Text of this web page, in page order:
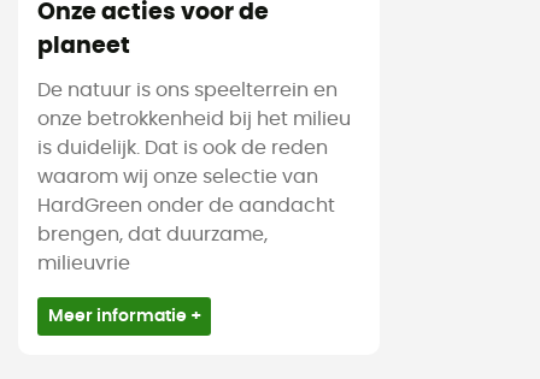
Onze acties voor de
planeet
De natuur is ons speelterrein en
onze betrokkenheid bij het milieu
is duidelijk. Dat is ook de reden
waarom wij onze selectie van
HardGreen onder de aandacht
brengen, dat duurzame,
milieuvrie
Meer informatie +